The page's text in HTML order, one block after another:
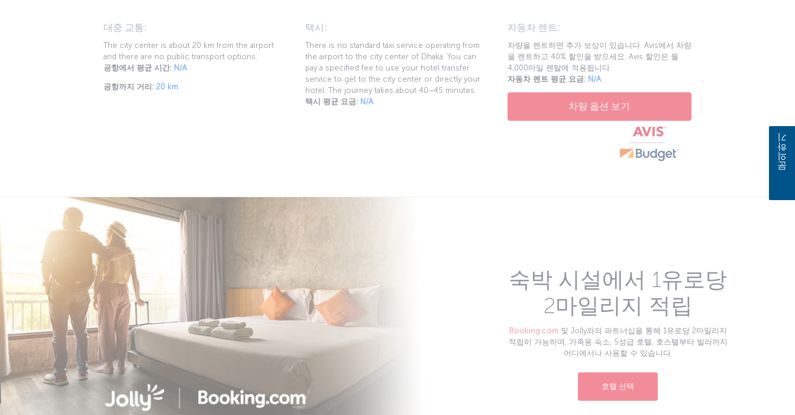
대중 교통:
The city center is about 20 km from the airport
and there are no public transport options.
공항에서 평균 시간: N/A
공항까지 거리: 20 km
택시:
There is no standard taxi service operating from
the airport to the city center of Dhaka. You can
pay a specified fee to use your hotel transfer
service to get to the city center or directly your
hotel. The journey takes about 40–45 minutes.
택시 평균 요금: N/A
자동차 렌트:
차량을 렌트하면 추가 보상이 있습니다. Avis에서 차량
을 렌트하고 40% 할인을 받으세요. Avis 할인은 월
4,000마일 렌탈에 적용됩니다.
자동차 렌트 평균 요금: N/A
차량 옵션 보기
숙박 시설에서 1유로당
2마일리지 적립
Booking.com 및 Jolly와의 파트너십을 통해 1유로당 2마일리지
적립이 가능하며, 가족용 숙소, 5성급 호텔, 호스텔부터 빌라까지
어디에서나 사용할 수 있습니다.
호텔 선택
문의하기